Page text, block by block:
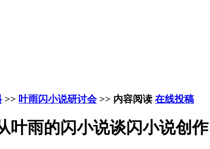
>> 叶雨闪小说研讨会>> 内容阅读 在线投稿
叶雨的闪小说谈闪小说创作